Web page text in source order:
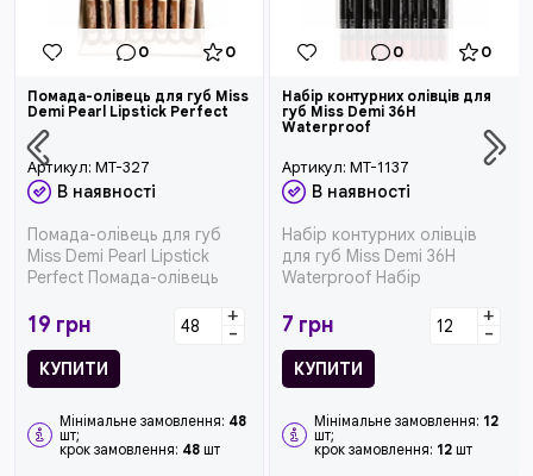
0 0
Помада-олівець для губ Miss
Demi Pearl Lipstick Perfect
Артикул: MT-327
В наявності
Помада-олівець для губ
Miss Demi Pearl Lipstick
Perfect Помада-олівець
к...
19 грн +
-
КУПИТИ
Мінімальне замовлення: 48
шт;
крок замовлення: 48 шт
0 0
Набір контурних олівців для
губ Miss Demi 36H
Waterproof
Артикул: MT-1137
В наявності
Набір контурних олівців
для губ Miss Demi 36H
Waterproof Набір
із м&rsq...
7 грн +
-
КУПИТИ
Мінімальне замовлення: 12
шт;
крок замовлення: 12 шт